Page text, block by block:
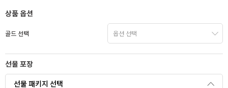
상품 옵션
골드 선택
선물 포장
선물 패키지 선택